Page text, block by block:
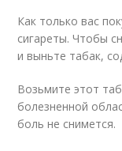
Как только вас
сигареты. Чтобы
и выньте табак,
Возьмите этот
болезненной
боль не снимется.